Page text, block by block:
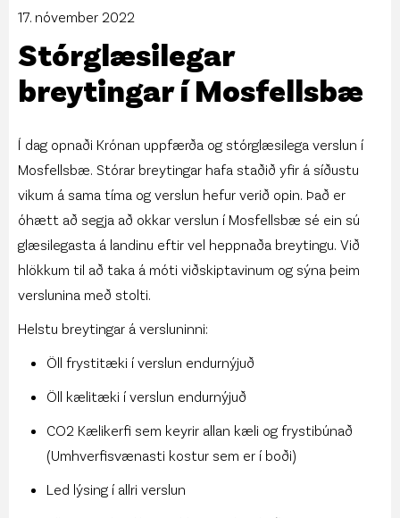
17. nóvember 2022
Stórglæsilegar
breytingar í Mosfellsbæ
Í dag opnaði Krónan uppfærða og stórglæsilega verslun í
Mosfellsbæ. Stórar breytingar hafa staðið yfir á síðustu
vikum á sama tíma og verslun hefur verið opin. Það er
óhætt að segja að okkar verslun í Mosfellsbæ sé ein sú
glæsilegasta á landinu eftir vel heppnaða breytingu. Við
hlökkum til að taka á móti viðskiptavinum og sýna þeim
verslunina með stolti.
Helstu breytingar á versluninni:
Öll frystitæki í verslun endurnýjuð
Öll kælitæki í verslun endurnýjuð
CO2 Kælikerfi sem keyrir allan kæli og frystibúnað
(Umhverfisvænasti kostur sem er í boði)
Led lýsing í allri verslun